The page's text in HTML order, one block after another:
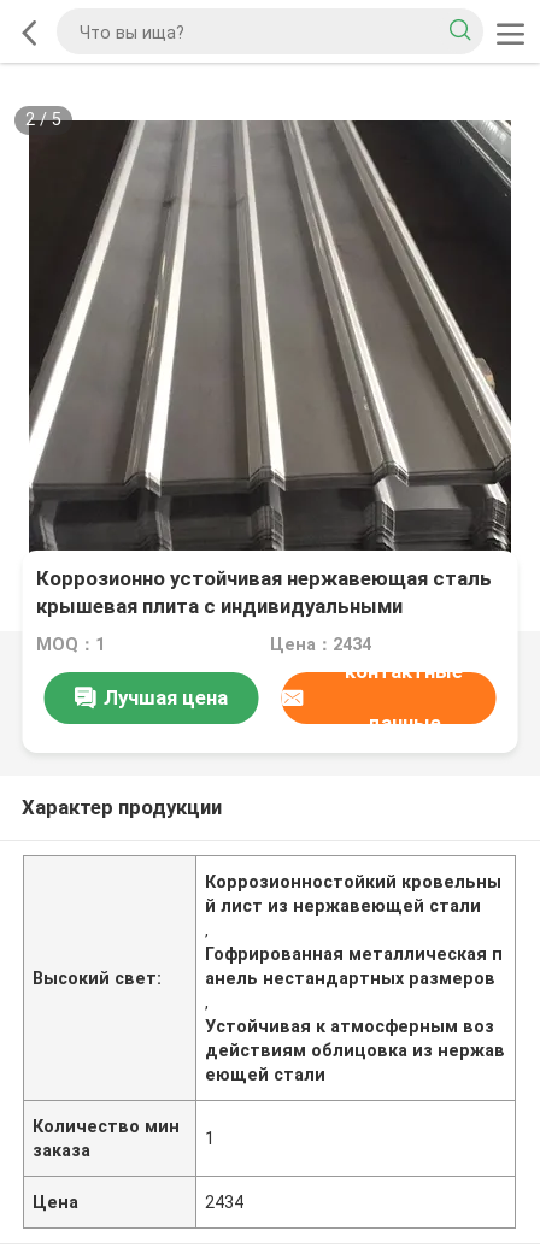
2/5
Коррозионно устойчивая нержавеющая сталь
крышевая плита с индивидуальными
размерами и устойчивой к погодным условиям
гофрированной металлической панелью
MOQ：1 Цена：2434
Лучшая цена
контактные
данные
Характер продукции
Высокий свет:
Коррозионностойкий кровельны
й лист из нержавеющей стали
,
Гофрированная металлическая п
анель нестандартных размеров
,
Устойчивая к атмосферным воз
действиям облицовка из нержав
еющей стали
Количество мин
заказа
1
Цена 2434